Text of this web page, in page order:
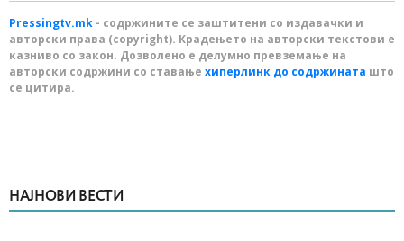
Pressingtv.mk - содржините се заштитени со издавачки и
авторски права (copyright). Крадењето на авторски текстови е
казниво со закон. Дозволено е делумно превземање на
авторски содржини со ставање хиперлинк до содржината што
се цитира.
НАЈНОВИ ВЕСТИ